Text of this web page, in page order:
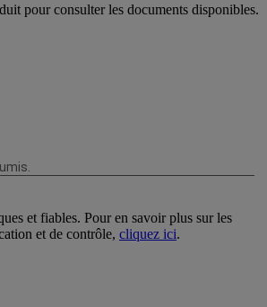
pour consulter les documents disponibles.
et fiables. Pour en savoir plus sur les
et de contrôle, cliquez ici.